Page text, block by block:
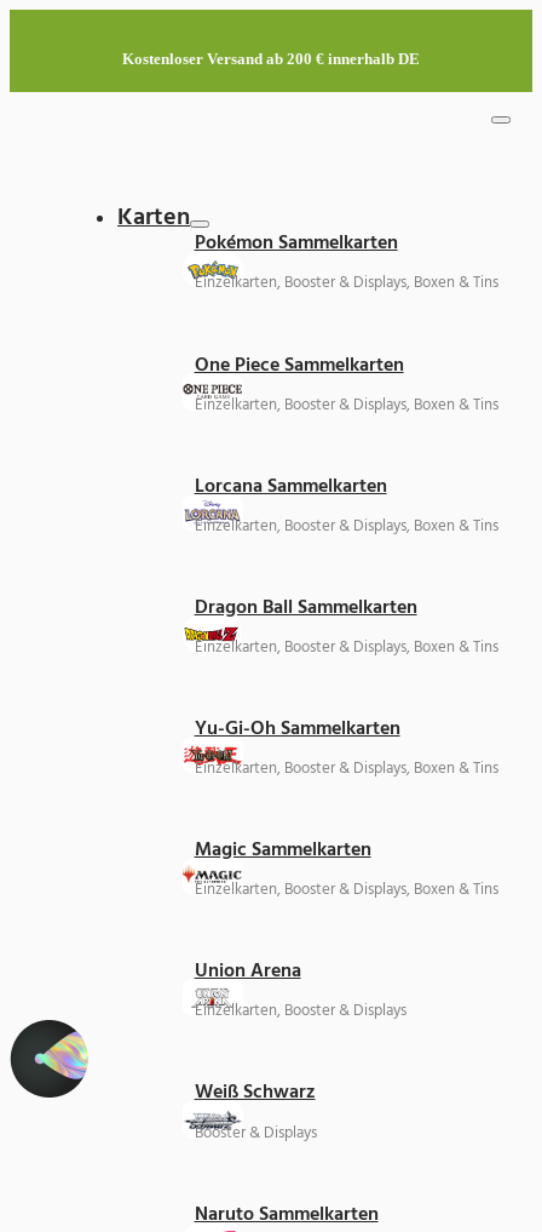
Kostenloser Versand ab 200 € innerhalb DE
Karten
Pokémon Sammelkarten
Einzelkarten, Booster & Displays, Boxen & Tins
One Piece Sammelkarten
Einzelkarten, Booster & Displays, Boxen & Tins
Lorcana Sammelkarten
Einzelkarten, Booster & Displays, Boxen & Tins
Dragon Ball Sammelkarten
Einzelkarten, Booster & Displays, Boxen & Tins
Yu-Gi-Oh Sammelkarten
Einzelkarten, Booster & Displays, Boxen & Tins
Magic Sammelkarten
Einzelkarten, Booster & Displays, Boxen & Tins
Union Arena
Einzelkarten, Booster & Displays
Weiß Schwarz
Booster & Displays
Naruto Sammelkarten